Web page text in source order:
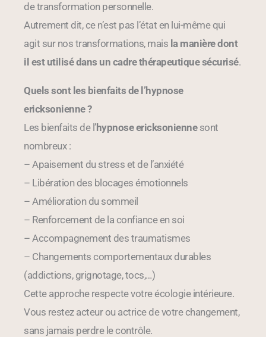
de transformation personnelle.
Autrement dit, ce n’est pas l’état en lui-même qui
agit sur nos transformations, mais la manière dont
il est utilisé dans un cadre thérapeutique sécurisé.
Quels sont les bienfaits de l’hypnose
ericksonienne ?
Les bienfaits de l’hypnose ericksoniennesont
nombreux :
– Apaisement du stress et de l’anxiété
– Libération des blocages émotionnels
– Amélioration du sommeil
– Renforcement de la confiance en soi
– Accompagnement des traumatismes
– Changements comportementaux durables
(addictions, grignotage, tocs,…)
Cette approche respecte votre écologie intérieure.
Vous restez acteur ou actrice de votre changement,
sans jamais perdre le contrôle.